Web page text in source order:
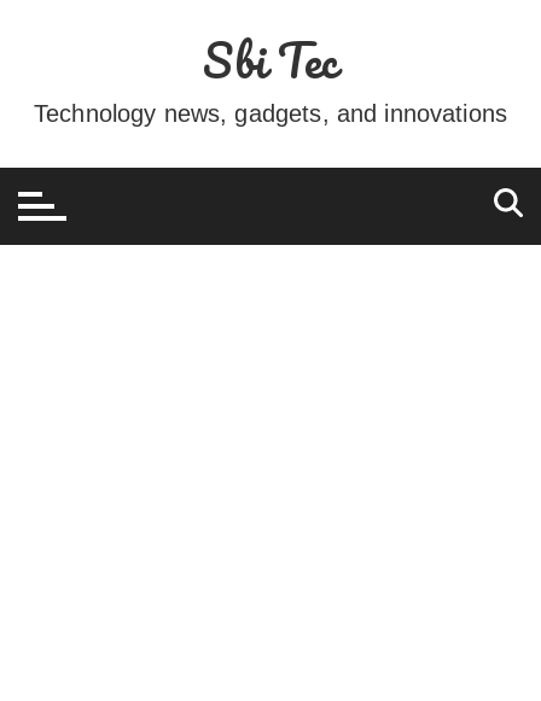
conteúdo
Sbi Tec
Technology news, gadgets, and innovations